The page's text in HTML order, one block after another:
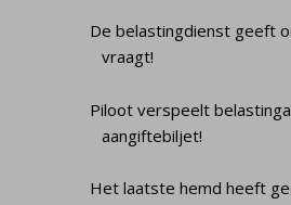
De belastingdienst geeft
vraagt!
Piloot verspeelt
aangiftebiljet!
Het laatste hemd heeft